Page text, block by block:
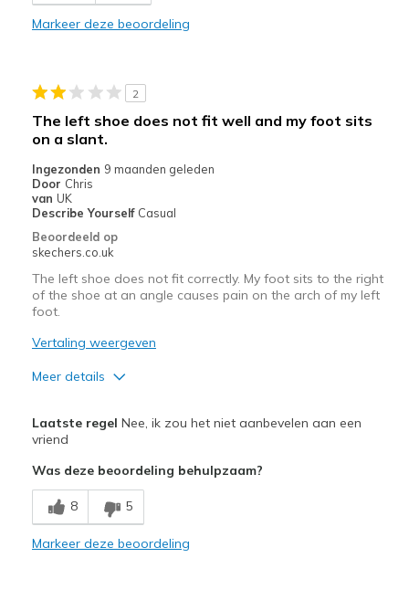
Beste toepassingen
Width
Feels too wide
Sizing
Feels half size too small
View On Shoes
Markeer deze beoordeling
2
The left shoe does not fit well and my foot sits
on a slant.
Ingezonden 9 maanden geleden
Door Chris
van UK
Describe Yourself Casual
Beoordeeld op
skechers.co.uk
The left shoe does not fit correctly. My foot sits to the right
of the shoe at an angle causes pain on the arch of my left
foot.
Vertaling weergeven
Meer details
Attractive Design
Minpunten
Poor Cushioning
Beste toepassingen
Laatste regel Nee, ik zou het niet aanbevelen aan een
vriend
Was deze beoordeling behulpzaam?
8 5
Markeer deze beoordeling